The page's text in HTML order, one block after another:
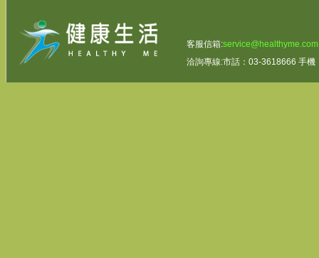
客服信箱:
洽詢專線:市話：03-3618666 手